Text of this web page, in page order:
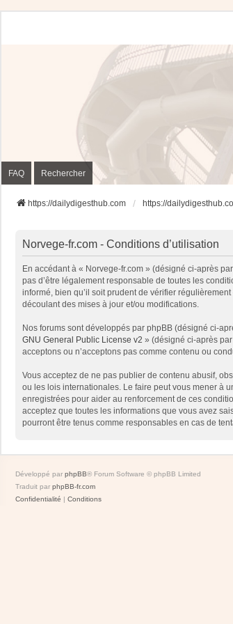
FAQ Rechercher
https://dailydigesthub.com https://
Norvege-fr.com - Conditions d’utilisation
En accédant à « Norvege-fr.com » (désigné ci-après
pas d’être légalement responsable de toutes les
informé, bien qu’il soit prudent de vérifier
découlant des mises à jour et/ou modifications.
Nos forums sont développés par phpBB (désigné ci-
GNU General Public License v2 » (désigné ci-après
acceptons ou n’acceptons pas comme contenu ou
Vous acceptez de ne pas publier de contenu abusif,
ou les lois internationales. Le faire peut vous mener à
enregistrées pour aider au renforcement de ces
acceptez que toutes les informations que vous avez
pourront être tenus comme responsables en cas de
Développé par phpBB® Forum Software © phpBB Limited
Traduit par phpBB-fr.com
Confidentialité | Conditions